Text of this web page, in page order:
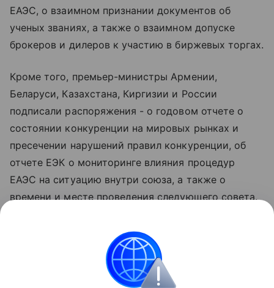
ЕАЭС, о взаимном признании документов об
ученых званиях, а также о взаимном допуске
брокеров и дилеров к участию в биржевых торгах.
Кроме того, премьер-министры Армении,
Беларуси, Казахстана, Киргизии и России
подписали распоряжения - о годовом отчете о
состоянии конкуренции на мировых рынках и
пресечении нарушений правил конкуренции, об
отчете ЕЭК о мониторинге влияния процедур
ЕАЭС на ситуацию внутри союза, а также о
времени и месте проведения следующего совета.
Как анонсировал глава российского
правительства Михаил Мишустин, оно
запланировано на 1-2 октября и должно пройти в